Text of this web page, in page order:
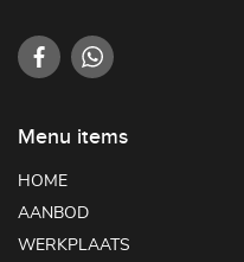
Menu items
HOME
AANBOD
WERKPLAATS